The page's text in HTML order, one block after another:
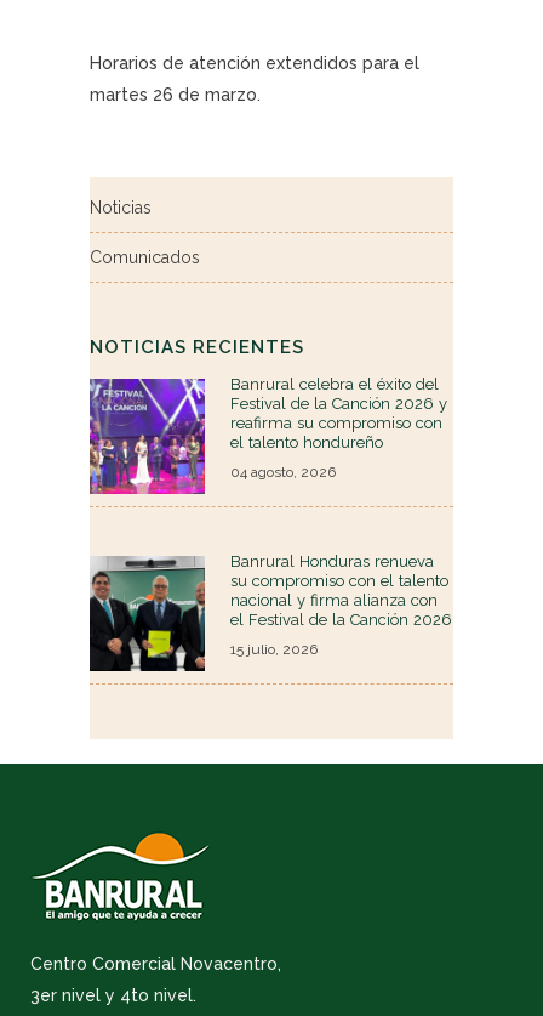
Horarios de atención extendidos para el
martes 26 de marzo.
Noticias
Comunicados
NOTICIAS RECIENTES
Banrural celebra el éxito del
Festival de la Canción 2026 y
reafirma su compromiso con
el talento hondureño
04 agosto, 2026
Banrural Honduras renueva
su compromiso con el talento
nacional y firma alianza con
el Festival de la Canción 2026
15 julio, 2026
Centro Comercial Novacentro,
3er nivel y 4to nivel.